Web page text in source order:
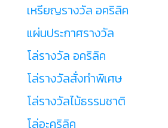
เหรียญรางวัล อคริลิค
แผ่นประกาศรางวัล
โล่รางวัล อคริลิค
โล่รางวัลสั่งทำพิเศษ
โล่รางวัลไม้ธรรมชาติ
โล่อะคริลิค